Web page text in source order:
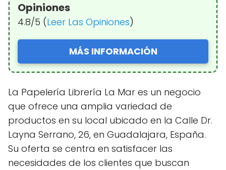
Opiniones
4.8/5 (Leer Las Opiniones)
MÁS INFORMACIÓN
La Papelería Librería La Mar es un negocio
que ofrece una amplia variedad de
productos en su local ubicado en la Calle Dr.
Layna Serrano, 26, en Guadalajara, España.
Su oferta se centra en satisfacer las
necesidades de los clientes que buscan